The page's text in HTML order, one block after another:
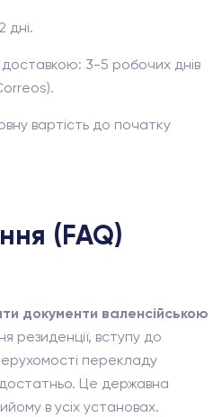
дні.
3-5 робочих днів
вартість до початку
(FAQ)
документи валенсійською
резиденції, вступу до
перекладу
Це державна
в усіх установах.